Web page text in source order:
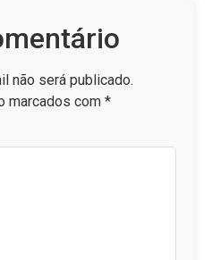
não será publicado.
marcados com *